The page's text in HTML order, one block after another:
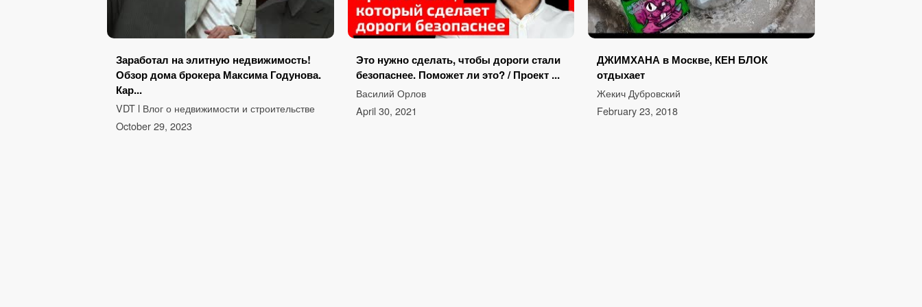
Заработал на элитную недвижимость!
Обзор дома брокера Максима Годунова.
Кар...
VDT l Влог о недвижимости и строительстве
October 29, 2023
Это нужно сделать, чтобы дороги стали
безопаснее. Поможет ли это? / Проект ...
Василий Орлов
April 30, 2021
ДЖИМХАНА в Москве, КЕН БЛОК
отдыхает
Жекич Дубровский
February 23, 2018